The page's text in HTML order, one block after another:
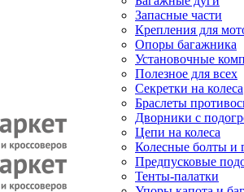
Запасные части
Крепления для
Опоры багажника
Установочные
Полезное для всех
Секретки на колеса
Браслеты
Дворники с
Цепи на колеса
Колесные болты и
Предпусковые
Тенты-палатки